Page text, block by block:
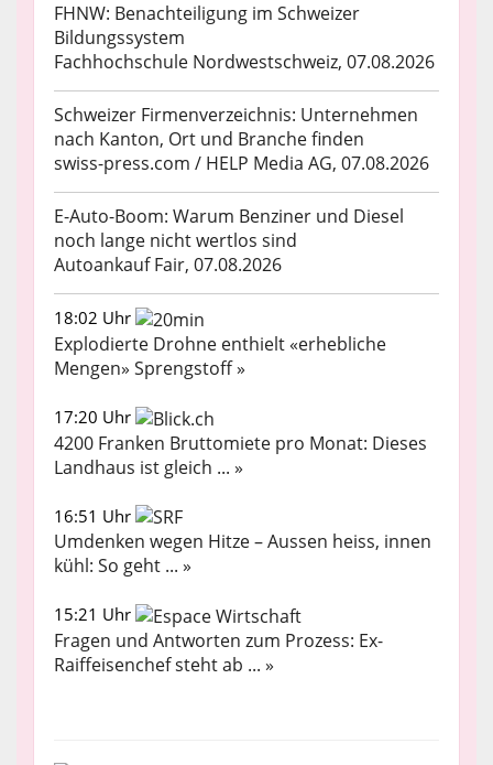
FHNW: Benachteiligung im Schweizer
Bildungssystem
Fachhochschule Nordwestschweiz, 07.08.2026
Schweizer Firmenverzeichnis: Unternehmen
nach Kanton, Ort und Branche finden
swiss-press.com / HELP Media AG, 07.08.2026
E-Auto-Boom: Warum Benziner und Diesel
noch lange nicht wertlos sind
Autoankauf Fair, 07.08.2026
18:02 Uhr
Explodierte Drohne enthielt «erhebliche
Mengen» Sprengstoff »
17:20 Uhr
4200 Franken Bruttomiete pro Monat: Dieses
Landhaus ist gleich ... »
16:51 Uhr
Umdenken wegen Hitze – Aussen heiss, innen
kühl: So geht ... »
15:21 Uhr
Fragen und Antworten zum Prozess: Ex-
Raiffeisenchef steht ab ... »